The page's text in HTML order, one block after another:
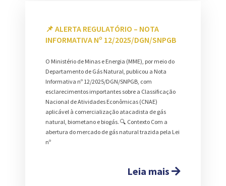
📌 ALERTA REGULATÓRIO – NOTA
INFORMATIVA Nº 12/2025/DGN/SNPGB
O Ministério de Minas e Energia (MME), por meio do
Departamento de Gás Natural, publicou a Nota
Informativa nº 12/2025/DGN/SNPGB, com
esclarecimentos importantes sobre a Classificação
Nacional de Atividades Econômicas (CNAE)
aplicável à comercialização atacadista de gás
natural, biometano e biogás. 🔍 Contexto Com a
abertura do mercado de gás natural trazida pela Lei
nº
Leia mais